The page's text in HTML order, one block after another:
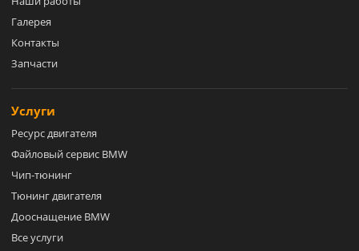
Галерея
Контакты
Запчасти
Услуги
Ресурс двигателя
Файловый сервис BMW
Чип-тюнинг
Тюнинг двигателя
Дооснащение BMW
Все услуги